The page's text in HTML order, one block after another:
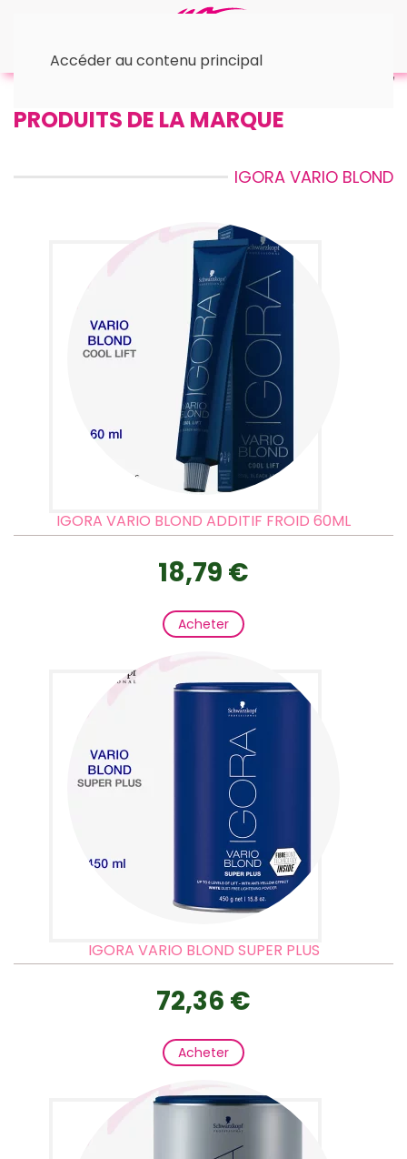
Accéder au contenu principal
PRODUITS DE LA MARQUE
IGORA VARIO BLOND
IGORA VARIO BLOND ADDITIF FROID 60ML
18,79 €
Acheter
IGORA VARIO BLOND SUPER PLUS
72,36 €
Acheter